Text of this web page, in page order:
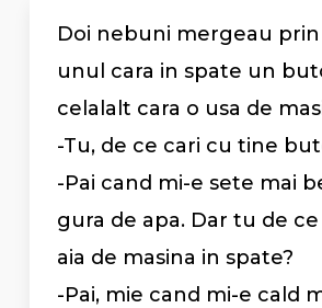
Doi nebuni mergeau
unul cara in spate un
celalalt cara o usa de
-Tu, de ce cari cu tine
-Pai cand mi-e sete mai
gura de apa. Dar tu de ce
aia de masina in spate?
-Pai, mie cand mi-e cald